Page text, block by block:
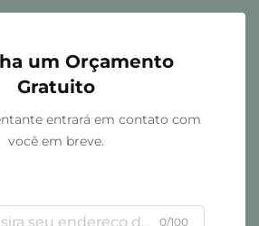
um Orçamento
Gratuito
entrará em contato com
você em breve.
0/100